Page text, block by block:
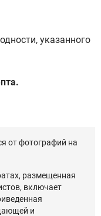
указанного
от фотографий на
размещенная
включает
и